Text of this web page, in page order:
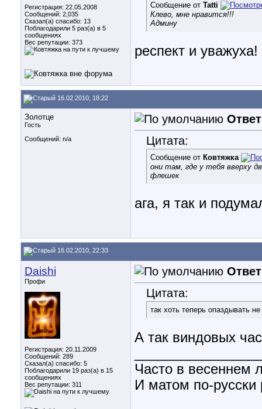
Регистрация: 22.05.2008
Сообщений: 2,035
Сказал(а) спасибо: 13
Поблагодарили 5 раз(а) в 5
сообщениях
Вес репутации: 373
Сообщение от Tatti
Клево, мне нравится!!!
Админу
респект и уважуха!
16.02.2010, 18:22
Золотце
Гость
Сообщений: n/a
Цитата:
Сообщение от Ковтяжка
они там, где у тебя вверху
флешек
ага, я так и
16.02.2010, 22:33
Daishi
Профи
Регистрация: 20.11.2009
Сообщений: 289
Сказал(а) спасибо: 5
Поблагодарили 19 раз(а) в 15
сообщениях
Вес репутации: 311
Цитата:
так хоть теперь опаздывать
А так виндовых
Часто в весеннем
И матом по-русски